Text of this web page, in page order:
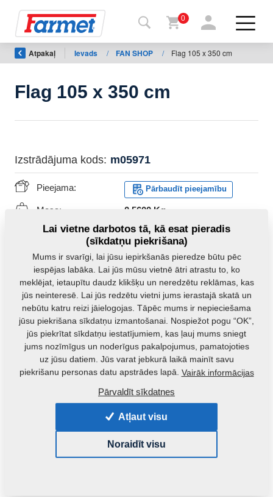
Atpakaļ
uz
Manas
iekārtas
Lejupielādei
0
Atpakaļ Ievads / FAN SHOP / Flag 105 x 350 cm
Flag 105 x 350 cm
Izstrādājuma kods: m05971
Pieejama: Pārbaudīt pieejamību
Masa: 0,5600 Kg
Lai vietne darbotos tā, kā esat pieradis
(sīkdatņu piekrišana)
Mums ir svarīgi, lai jūsu iepirkšanās pieredze būtu pēc
iespējas labāka. Lai jūs mūsu vietnē ātri atrastu to, ko
meklējat, ietaupītu daudz klikšķu un neredzētu reklāmas, kas
jūs neinteresē. Lai jūs redzētu vietni jums ierastajā skatā un
nebūtu katru reizi jāielogojas. Tāpēc mums ir nepieciešama
jūsu piekrišana sīkdatņu izmantošanai. Nospiežot pogu “OK”,
jūs piekrītat sīkdatņu iestatījumiem, kas ļauj mums sniegt
jums nozīmīgus un noderīgus pakalpojumus, pamatojoties
uz jūsu datiem. Jūs varat jebkurā laikā mainīt savu
piekrišanu personas datu apstrādes lapā. Vairāk informācijas
Pārvaldīt sīkdatnes
Atļaut visu
Noraidīt visu